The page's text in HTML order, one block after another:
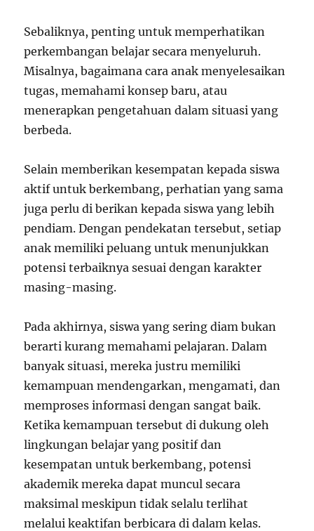
Sebaliknya, penting untuk memperhatikan
perkembangan belajar secara menyeluruh.
Misalnya, bagaimana cara anak menyelesaikan
tugas, memahami konsep baru, atau
menerapkan pengetahuan dalam situasi yang
berbeda.
Selain memberikan kesempatan kepada siswa
aktif untuk berkembang, perhatian yang sama
juga perlu di berikan kepada siswa yang lebih
pendiam. Dengan pendekatan tersebut, setiap
anak memiliki peluang untuk menunjukkan
potensi terbaiknya sesuai dengan karakter
masing-masing.
Pada akhirnya, siswa yang sering diam bukan
berarti kurang memahami pelajaran. Dalam
banyak situasi, mereka justru memiliki
kemampuan mendengarkan, mengamati, dan
memproses informasi dengan sangat baik.
Ketika kemampuan tersebut di dukung oleh
lingkungan belajar yang positif dan
kesempatan untuk berkembang, potensi
akademik mereka dapat muncul secara
maksimal meskipun tidak selalu terlihat
melalui keaktifan berbicara di dalam kelas.